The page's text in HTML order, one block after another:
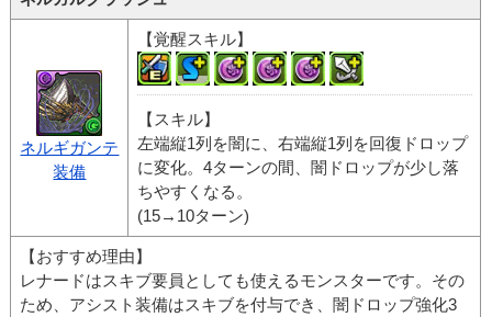
ネルギガンテ
装備
【覚醒スキル】
【スキル】
左端縦1列を闇に、右端縦1列を回復ドロップ
に変化。4ターンの間、闇ドロップが少し落
ちやすくなる。
(15→10ターン)
【おすすめ理由】
レナードはスキブ要員としても使えるモンスターです。その
ため、アシスト装備はスキブを付与でき、闇ドロップ強化3